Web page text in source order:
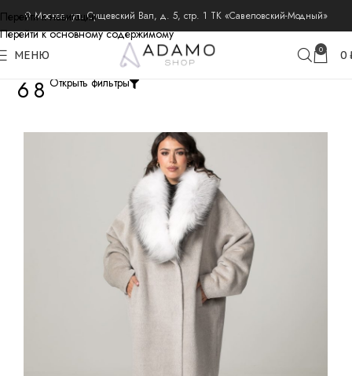
Перейти к навигации
Перейти к основному содержимому
⚲ Москва, ул. Сущевский Вал, д. 5, стр. 1 ТК «Савеловский-Модный»
МЕНЮ 0 0
68Открыть фильтры